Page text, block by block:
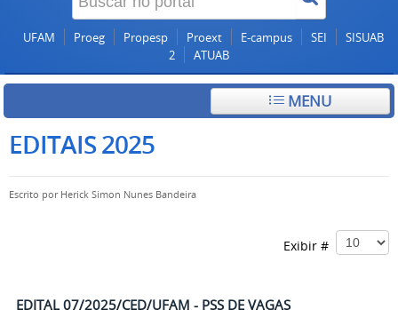
UFAM Proeg Propesp Proext E-campus SEI
SISUAB
2
ATUAB
MENU
EDITAIS 2025
Escrito por Herick Simon Nunes Bandeira
Exibir #
EDITAL 07/2025/CED/UFAM - PSS DE VAGAS